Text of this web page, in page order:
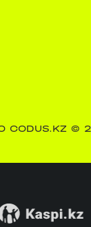
CODUS.KZ ©